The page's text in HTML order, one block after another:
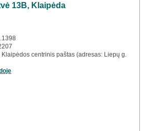
13B, Klaipėda
centrinis paštas (adresas: Liepų g.